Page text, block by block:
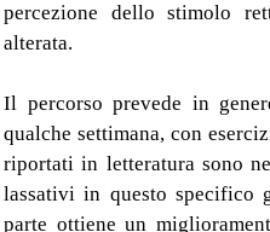
percezione dello stimolo
alterata.
Il percorso prevede in
qualche settimana, con
riportati in letteratura sono
lassativi in questo specifico
parte ottiene un